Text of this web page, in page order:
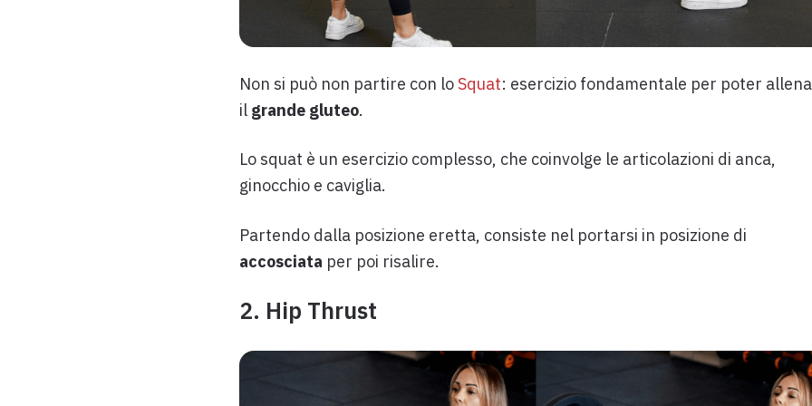
Non si può non partire con loSquat: esercizio fondamentale per poter
il grande gluteo.
Lo squat è un esercizio complesso, che coinvolge le articolazioni di anca,
ginocchio e caviglia.
Partendo dalla posizione eretta, consiste nel portarsi in posizione di
accosciata per poi risalire.
2. Hip Thrust